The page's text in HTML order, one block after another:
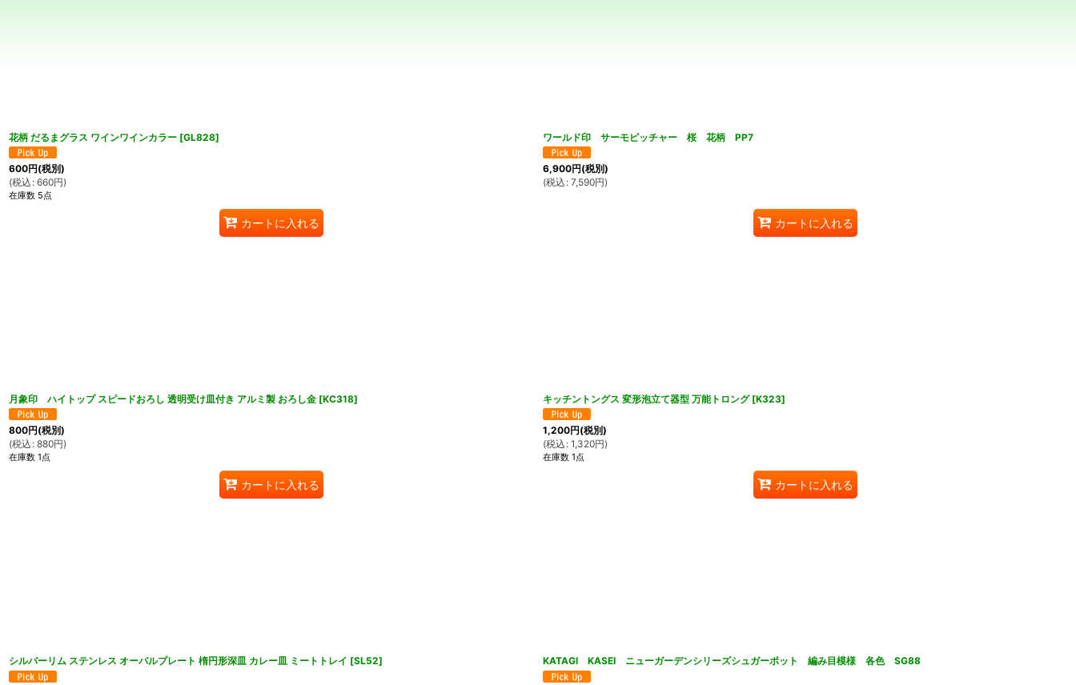
花柄 だるまグラス ワインワインカラー [GL828]
600円(税別)
(税込 : 660円)
在庫数 5点
カートに入れる
ワールド印 サーモピッチャー 桜 花柄 PP7
6,900円(税別)
(税込 : 7,590円)
カートに入れる
月象印 ハイトップ スピードおろし 透明受け皿付き アルミ製 おろし金 [KC318]
800円(税別)
(税込 : 880円)
在庫数 1点
カートに入れる
キッチントングス 変形泡立て器型 万能トロング [K323]
1,200円(税別)
(税込 : 1,320円)
在庫数 1点
カートに入れる
シルバーリム ステンレス オーバルプレート 楕円形深皿 カレー皿 ミートトレイ [SL52] KATAGI KASEI ニューガーデンシリーズシュガーポット 編み目模様 各色 SG88